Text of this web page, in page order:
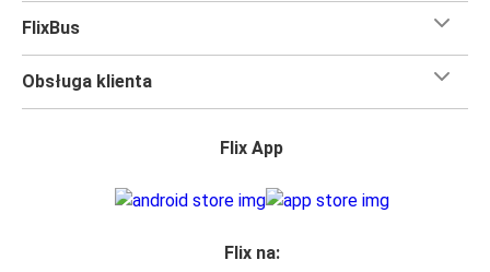
FlixBus
Obsługa klienta
Flix App
Flix na: